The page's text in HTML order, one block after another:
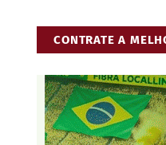
CONTRATE A